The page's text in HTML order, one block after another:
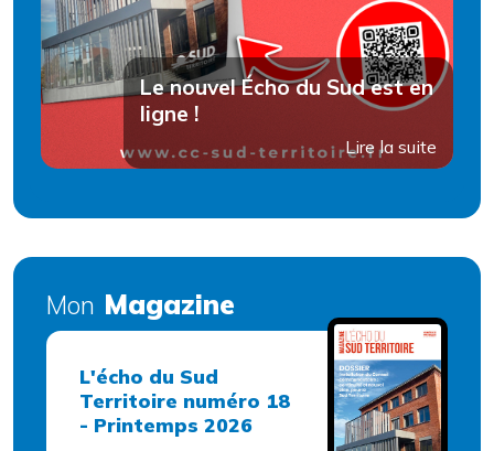
Le nouvel Écho du Sud est en
ligne !
Lire la suite
Mon Magazine
L'écho du Sud
Territoire numéro 18
- Printemps 2026